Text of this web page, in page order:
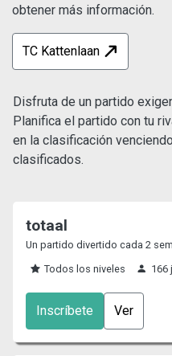
obtener más información.
TC Kattenlaan
Disfruta de un partido
Planifica el partido con tu
en la clasificación
clasificados.
totaal
Un partido divertido cada 2
Todos los niveles
166
Inscríbete Ver